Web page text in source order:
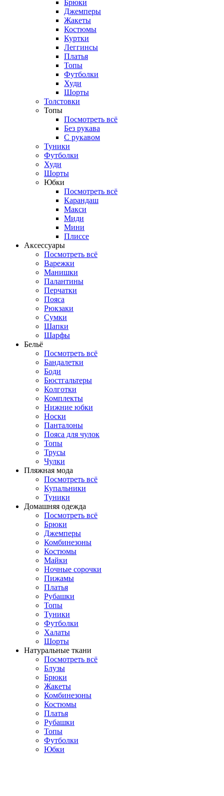
Брюки
Джемперы
Жакеты
Костюмы
Куртки
Леггинсы
Платья
Топы
Футболки
Худи
Шорты
Толстовки
Топы
Посмотреть всё
Без рукава
С рукавом
Туники
Футболки
Худи
Шорты
Юбки
Посмотреть всё
Карандаш
Макси
Миди
Мини
Плиссе
Аксессуары
Посмотреть всё
Варежки
Манишки
Палантины
Перчатки
Пояса
Рюкзаки
Сумки
Шапки
Шарфы
Бельё
Посмотреть всё
Бандалетки
Боди
Бюстгальтеры
Колготки
Комплекты
Нижние юбки
Носки
Панталоны
Поясa для чулок
Топы
Трусы
Чулки
Пляжная мода
Посмотреть всё
Купальники
Туники
Домашняя одежда
Посмотреть всё
Брюки
Джемперы
Комбинезоны
Костюмы
Майки
Ночные сорочки
Пижамы
Платья
Рубашки
Топы
Туники
Футболки
Халаты
Шорты
Натуральные ткани
Посмотреть всё
Блузы
Брюки
Жакеты
Комбинезоны
Костюмы
Платья
Рубашки
Топы
Футболки
Юбки